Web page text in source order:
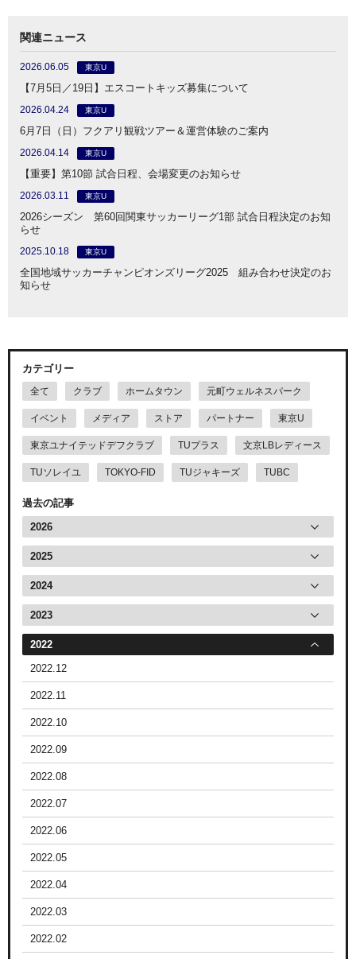
関連ニュース
2026.06.05 東京U
【7月5日／19日】エスコートキッズ募集について
2026.04.24 東京U
6月7日（日）フクアリ観戦ツアー＆運営体験のご案内
2026.04.14 東京U
【重要】第10節 試合日程、会場変更のお知らせ
2026.03.11 東京U
2026シーズン 第60回関東サッカーリーグ1部 試合日程決定のお知
らせ
2025.10.18 東京U
全国地域サッカーチャンピオンズリーグ2025 組み合わせ決定のお
知らせ
カテゴリー
全て クラブ ホームタウン 元町ウェルネスパーク
イベント メディア ストア パートナー 東京U
東京ユナイテッドデフクラブ TUプラス 文京LBレディース
TUソレイユ TOKYO-FID TUジャキーズ TUBC
過去の記事
2026
2025
2024
2023
2022
2022.12
2022.11
2022.10
2022.09
2022.08
2022.07
2022.06
2022.05
2022.04
2022.03
2022.02